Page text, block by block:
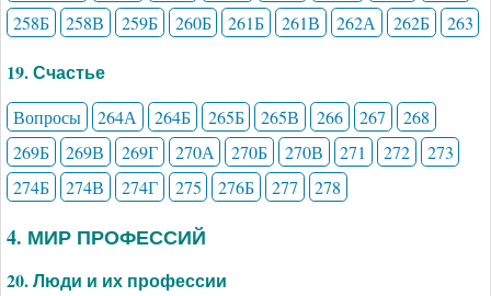
258Б
258В 259Б 260Б 261Б 261В 262А 262Б 263
19. Счастье
Вопросы 264А 264Б 265Б 265В 266 267
268
269Б
269В 269Г 270А 270Б 270В 271 272
273
274Б
274В 274Г 275 276Б 277 278
4. МИР ПРОФЕССИЙ
20. Люди и их профессии